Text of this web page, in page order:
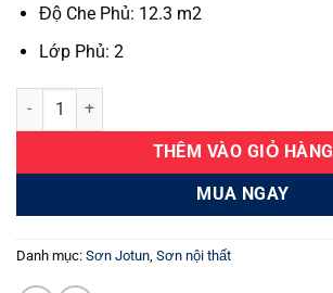
Độ Che Phủ: 12.3 m2
Lớp Phủ: 2
Majestic đẹp nguyên bản số lượng
THÊM VÀO GIỎ HÀNG
MUA NGAY
Danh mục: Sơn Jotun Sơn nội thất